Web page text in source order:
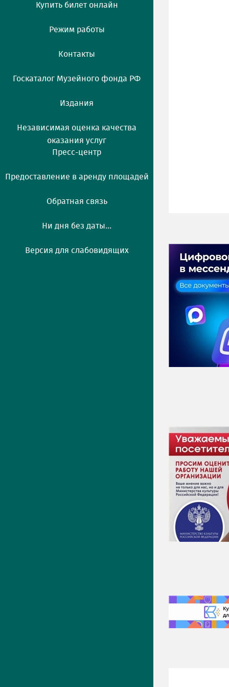
Купить билет онлайн
Режим работы
Контакты
Госкаталог Музейного фонда РФ
Издания
Независимая оценка качества
оказания услуг
Пресс-центр
Предоставление в аренду площадей
Обратная связь
Ни дня без даты...
Версия для слабовидящих